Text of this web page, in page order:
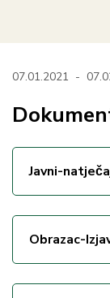
07.01.2021 -
Javni-
Obrazac-